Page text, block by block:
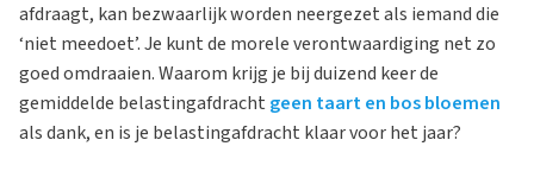
afdraagt, kan bezwaarlijk worden neergezet als iemand die
‘niet meedoet’. Je kunt de morele verontwaardiging net zo
goed omdraaien. Waarom krijg je bij duizend keer de
gemiddelde belastingafdracht geen taart en bos bloemen
als dank, en is je belastingafdracht klaar voor het jaar?